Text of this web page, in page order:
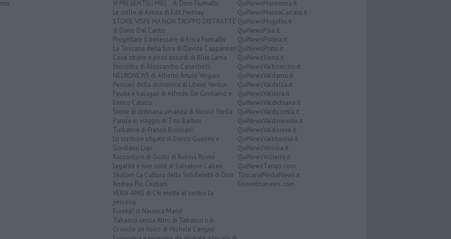
VI PRESENTO I MIEI... di Dino Fiumalbi
Le stelle di Astrea di Edit Permay
STORIE VISPE MA NON TROPPO DISTRATTE
di Dario Dal Canto
Progettare il benessere di Erica Fiumalbi
La Toscana della birra di Davide Cappannari
Cose strane e posti assurdi di Blue Lama
Storielba di Alessandro Canestrelli
NEURONEWS di Alberto Arturo Vergani
Pensieri della domenica di Libero Venturi
Fauda e balagan di Alfredo De Girolamo e
Enrico Catassi
Storie di ordinaria umanità di Nicolò Stella
Parole in viaggio di Tito Barbini
Turbative di Franco Bonciani
Lo scrittore sfigato di Enrico Guerrini e
Gordiano Lupi
Raccontare di Gusto di Rubina Rovini
Legalità e non solo di Salvatore Calleri
Shalom La Cultura della Solidarietà di Don
Andrea Pio Cristiani
VERSI-AMO di Chi mette al centro la
persona
Eureka! di Nausica Manzi
Tabasco senza filtro di Tabasco n.6
Ci vuole un fisico di Michele Campisi
QuiNewsMaremma.it
QuiNewsMassaCarrara.it
QuiNewsMugello.it
QuiNewsPisa.it
QuiNewsPistoia.it
QuiNewsPrato.it
QuiNewsSiena.it
QuiNewsValbisenzio.it
QuiNewsValdarno.it
QuiNewsValdelsa.it
QuiNewsValdera.it
QuiNewsValdichiana.it
QuiNewsValdicornia.it
QuiNewsValdinievole.it
QuiNewsValdisieve.it
QuiNewsValtiberina.it
QuiNewsVersilia.it
QuiNewsVolterra.it
QuiNewsTango.com
ToscanaMediaNews.it
Fiorentinanews.com